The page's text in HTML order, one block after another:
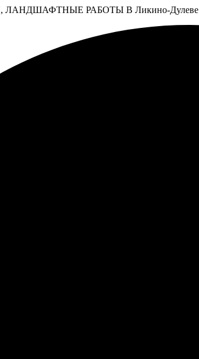
РАБОТЫ В Ликино-Дулеве